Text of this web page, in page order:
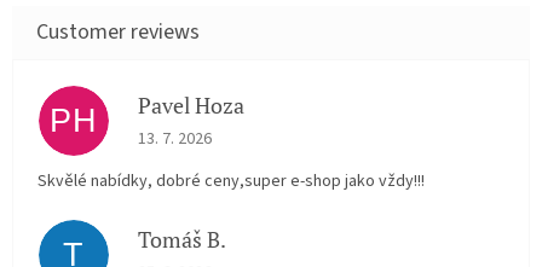
PH Pavel Hoza
The store rating is 5 out of 5 stars.
13. 7. 2026
Skvělé nabídky, dobré ceny,super e-shop jako vždy!!!
T Tomáš B.